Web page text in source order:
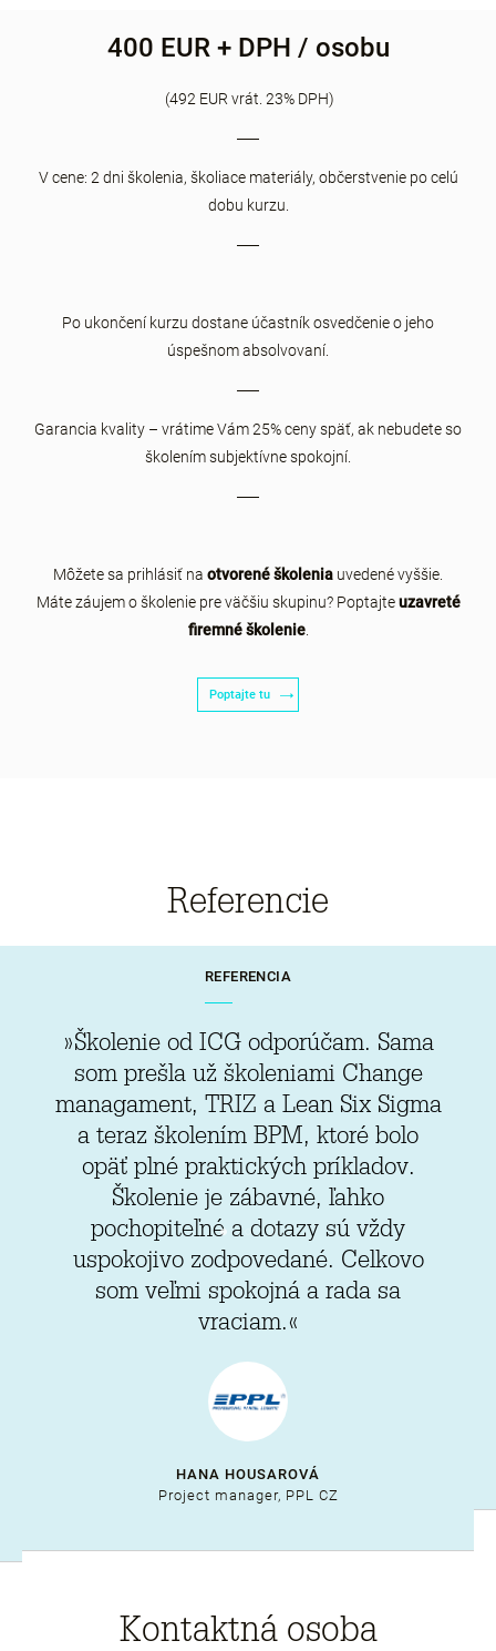
400 EUR + DPH / osobu
(492 EUR vrát. 23% DPH)
V cene: 2 dni školenia, školiace materiály, občerstvenie po celú
dobu kurzu.
Po ukončení kurzu dostane účastník osvedčenie o jeho
úspešnom absolvovaní.
Garancia kvality – vrátime Vám 25% ceny späť, ak nebudete so
školením subjektívne spokojní.
Môžete sa prihlásiť na otvorené školenia uvedené vyššie.
Máte záujem o školenie pre väčšiu skupinu? Poptajteuzavreté
firemné školenie.
Poptajte tu
Referencie
REFERENCIA
»Školenie od ICG odporúčam. Sama
som prešla už školeniami Change
managament, TRIZ a Lean Six Sigma
a teraz školením BPM, ktoré bolo
opäť plné praktických príkladov.
Školenie je zábavné, ľahko
pochopiteľné a dotazy sú vždy
uspokojivo zodpovedané. Celkovo
som veľmi spokojná a rada sa
vraciam.«
HANA HOUSAROVÁ
Project manager, PPL CZ
Kontaktná osoba